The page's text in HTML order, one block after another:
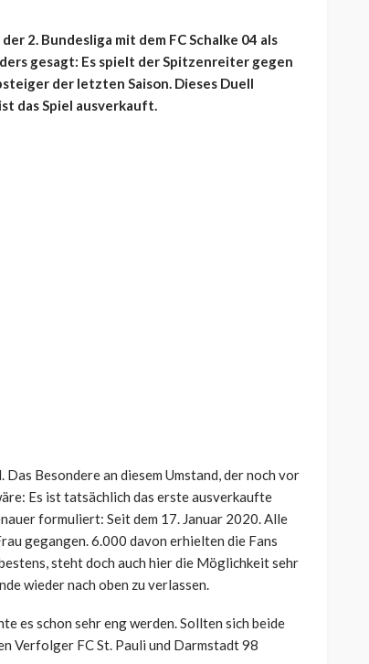
2. Bundesliga mit dem FC Schalke 04 als
gesagt: Es spielt der Spitzenreiter gegen
der letzten Saison. Dieses Duell
das Spiel ausverkauft.
Besondere an diesem Umstand, der noch vor
Es ist tatsächlich das erste ausverkaufte
formuliert: Seit dem 17. Januar 2020. Alle
gegangen. 6.000 davon erhielten die Fans
steht doch auch hier die Möglichkeit sehr
wieder nach oben zu verlassen.
es schon sehr eng werden. Sollten sich beide
Verfolger FC St. Pauli und Darmstadt 98